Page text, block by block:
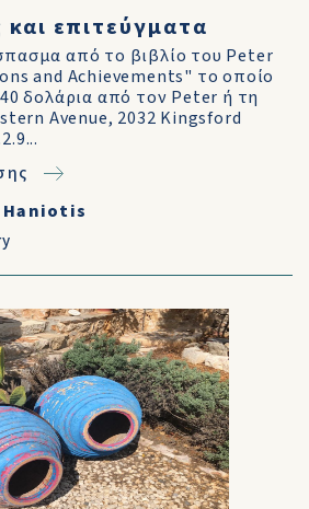
επιτεύγματα
από το βιβλίο του Peter
and Achievements" το οποίο
40 δολάρια από τον Peter ή τη
Avenue, 2032 Kingsford